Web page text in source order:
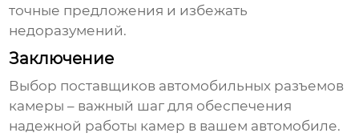
точные предложения и избежать
недоразумений.
Заключение
Выбор поставщиков автомобильных разъемов
камеры – важный шаг для обеспечения
надежной работы камер в вашем автомобиле.